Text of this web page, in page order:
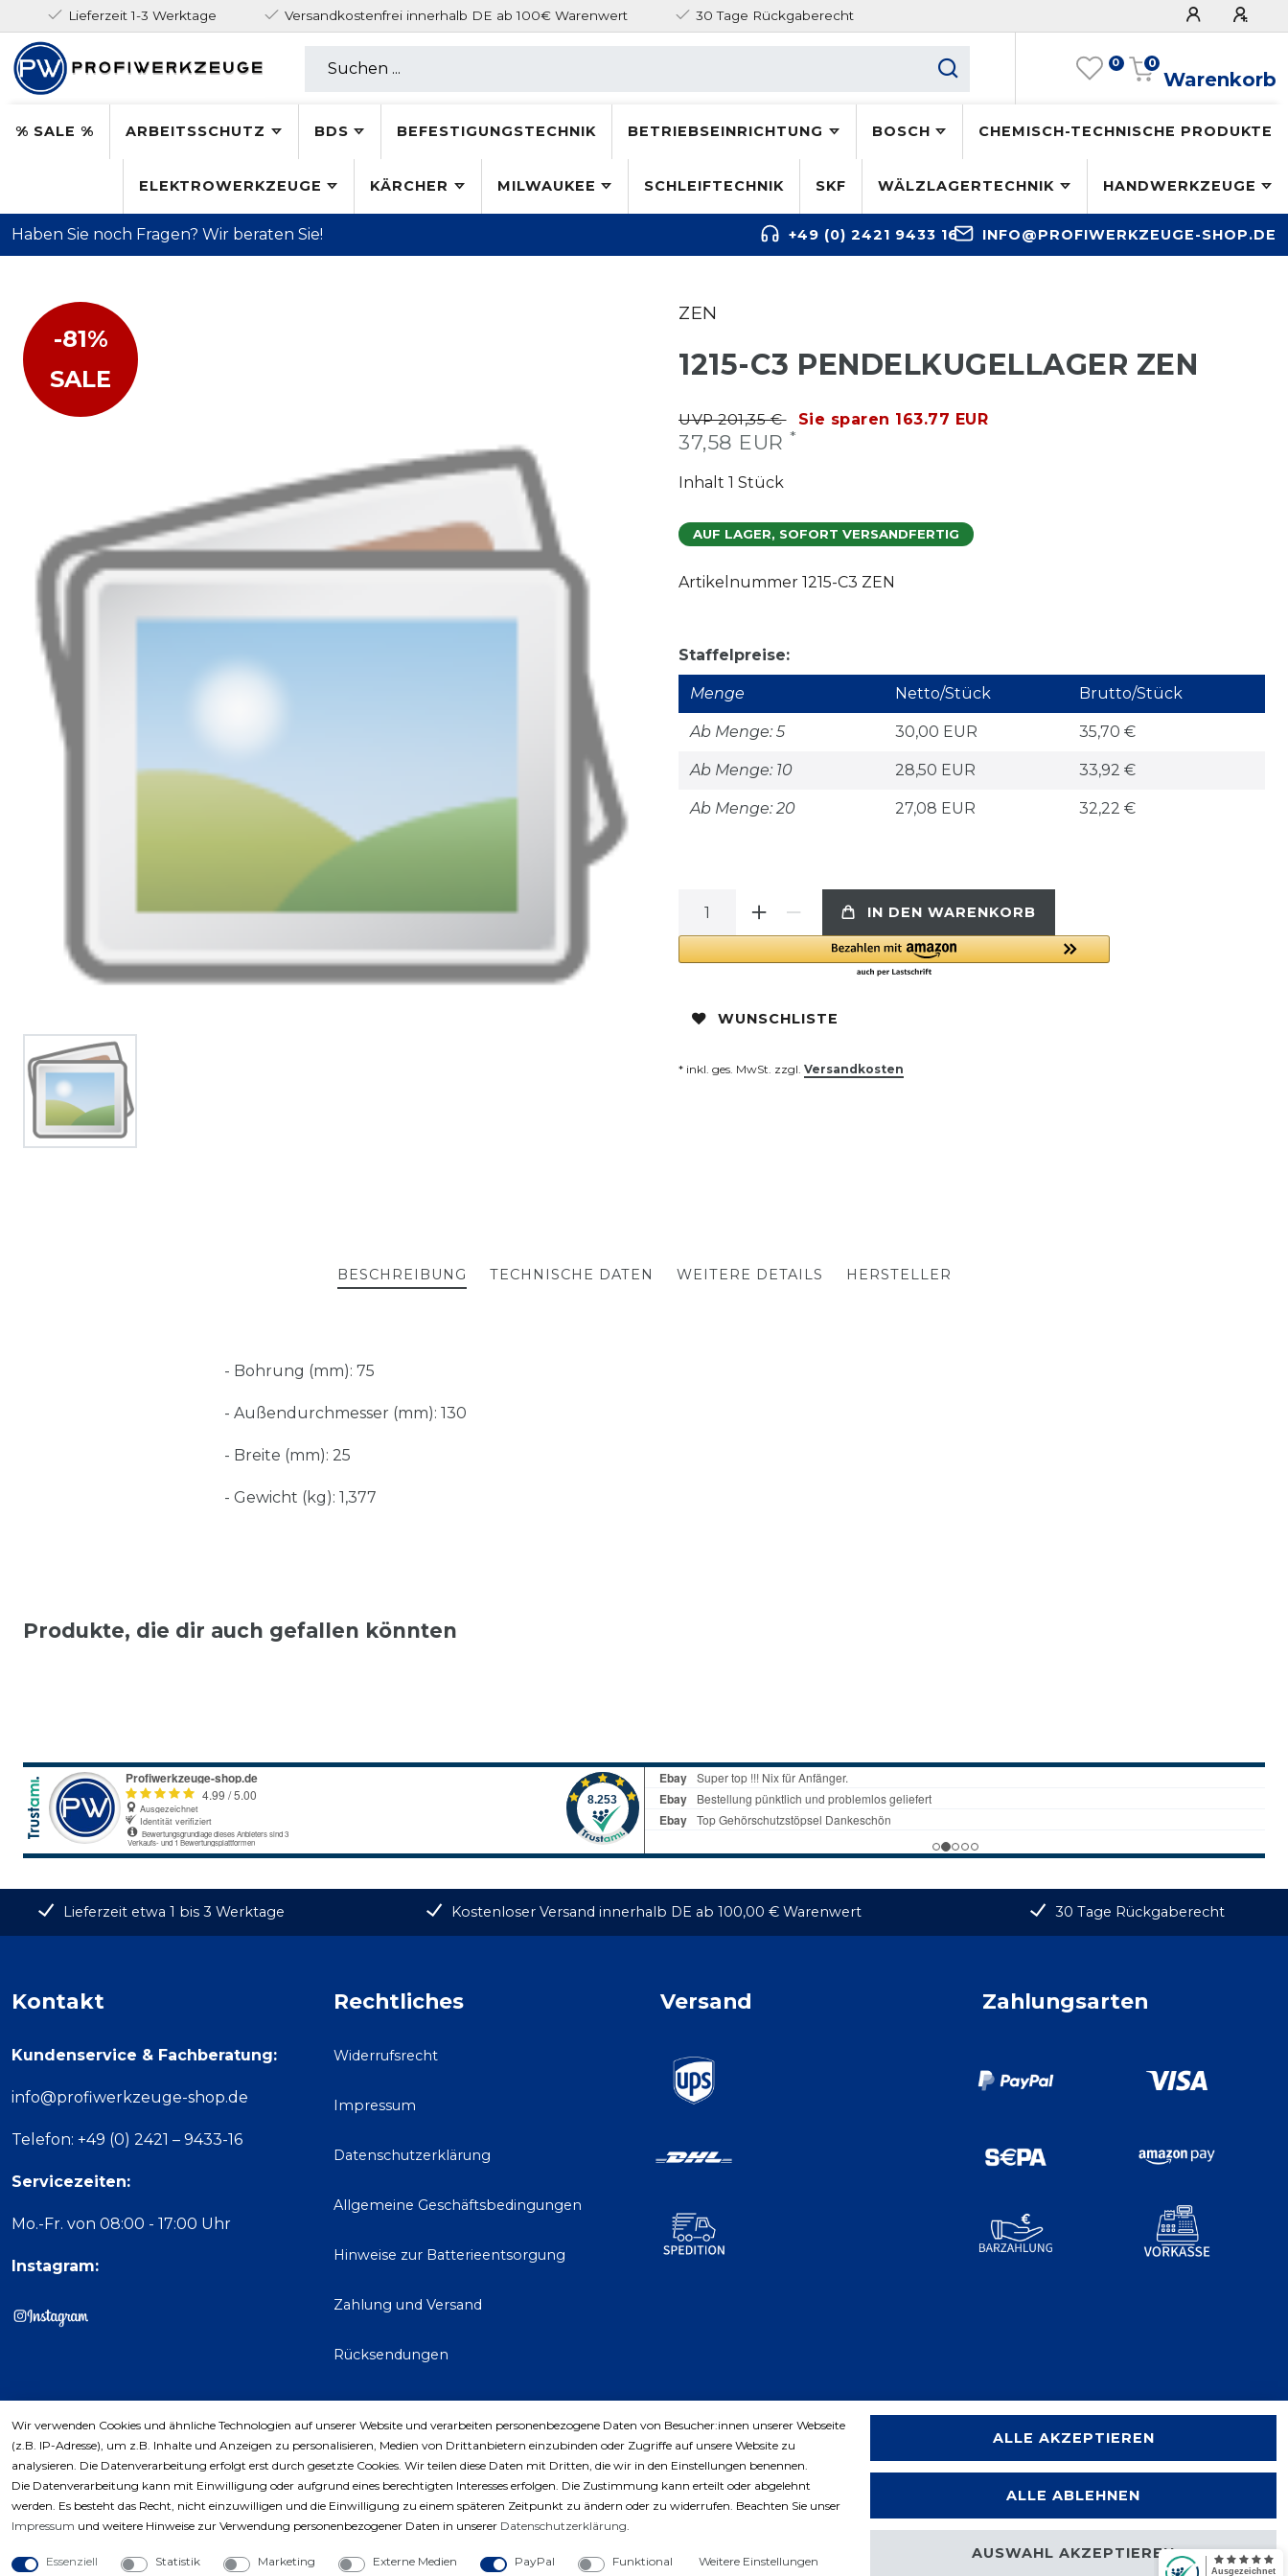
Lieferzeit 1-3 Werktage Versandkostenfrei innerhalb DE ab 100€ Warenwert 30 Tage Rückgaberecht
0
Warenkorb
0
% SALE % ARBEITSSCHUTZ BDS BEFESTIGUNGSTECHNIK BETRIEBSEINRICHTUNG BOSCH CHEMISCH-TECHNISCHE PRODUKTE
ELEKTROWERKZEUGE KÄRCHER MILWAUKEE SCHLEIFTECHNIK SKF WÄLZLAGERTECHNIK HANDWERKZEUGE
Haben Sie noch Fragen? Wir beraten Sie! +49 (0) 2421 9433 16 INFO@PROFIWERKZEUGE-SHOP.DE
-81%
SALE
ZEN
1215-C3 PENDELKUGELLAGER ZEN
UVP 201,35 € Sie sparen 163.77 EUR
37,58 EUR *
Inhalt 1 Stück
AUF LAGER, SOFORT VERSANDFERTIG
Artikelnummer 1215-C3 ZEN
Staffelpreise:
Menge Netto/Stück Brutto/Stück
Ab Menge: 5 30,00 EUR 35,70 €
Ab Menge: 10 28,50 EUR 33,92 €
Ab Menge: 20 27,08 EUR 32,22 €
IN DEN WARENKORB
WUNSCHLISTE
* inkl. ges. MwSt. zzgl. Versandkosten
BESCHREIBUNG TECHNISCHE DATEN WEITERE DETAILS HERSTELLER
- Bohrung (mm): 75
- Außendurchmesser (mm): 130
- Breite (mm): 25
- Gewicht (kg): 1,377
Produkte, die dir auch gefallen könnten
Lieferzeit etwa 1 bis 3 Werktage Kostenloser Versand innerhalb DE ab 100,00 € Warenwert 30 Tage Rückgaberecht
Kontakt
Kundenservice & Fachberatung:
info@profiwerkzeuge-shop.de
Telefon: +49 (0) 2421 – 9433-16
Servicezeiten:
Mo.-Fr. von 08:00 - 17:00 Uhr
Instagram:
Rechtliches
Widerrufsrecht
Impressum
Datenschutzerklärung
Allgemeine Geschäftsbedingungen
Hinweise zur Batterieentsorgung
Zahlung und Versand
Rücksendungen
Kaufvertrag widerrufen
Versand Zahlungsarten
Copyright © 2023 by Profiwerkzeuge-Shop. Alle Rechte vorbehalten.
Wir verwenden Cookies und ähnliche Technologien auf unserer Website und verarbeiten personenbezogene Daten von Besucher:innen unserer Webseite
(z.B. IP-Adresse), um z.B. Inhalte und Anzeigen zu personalisieren, Medien von Drittanbietern einzubinden oder Zugriffe auf unsere Website zu
analysieren. Die Datenverarbeitung erfolgt erst durch gesetzte Cookies. Wir teilen diese Daten mit Dritten, die wir in den Einstellungen benennen.
Die Datenverarbeitung kann mit Einwilligung oder aufgrund eines berechtigten Interesses erfolgen. Die Zustimmung kann erteilt oder abgelehnt
werden. Es besteht das Recht, nicht einzuwilligen und die Einwilligung zu einem späteren Zeitpunkt zu ändern oder zu widerrufen. Beachten Sie unser
Impressum und weitere Hinweise zur Verwendung personenbezogener Daten in unserer Daten­schutz­erklärung.
Essenziell Statistik Marketing Externe Medien PayPal Funktional Weitere Einstellungen
ALLE AKZEPTIEREN
ALLE ABLEHNEN
AUSWAHL AKZEPTIEREN